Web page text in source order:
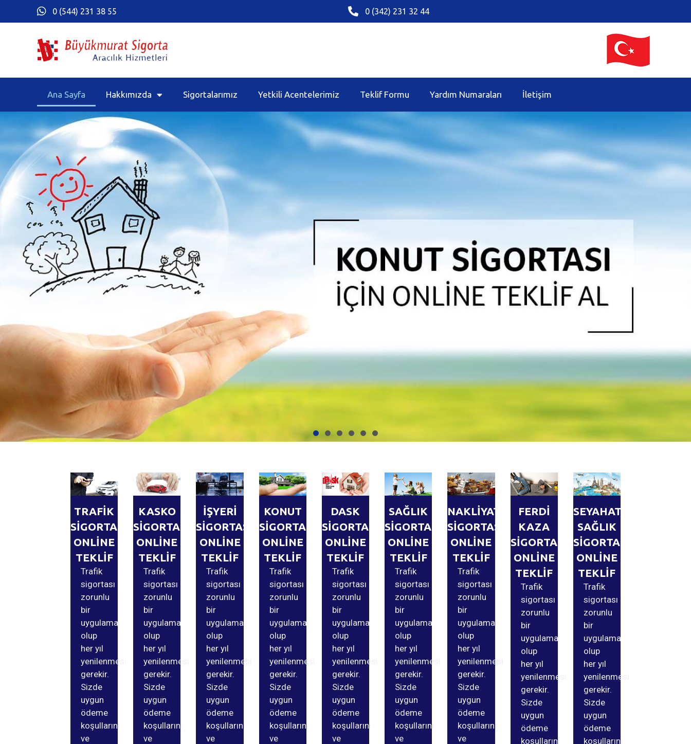
0 (544) 231 38 55 0 (342) 231 32 44
Ana Sayfa Hakkımızda Sigortalarımız Yetkili Acentelerimiz Teklif Formu Yardım Numaraları İletişim
TRAFİK
SİGORTASI
ONLİNE
TEKLİF
Trafik
sigortası
zorunlu
bir
uygulama
olup
her yıl
yenilenmesi
gerekir.
Sizde
uygun
ödeme
koşullarını
ve
KASKO
SİGORTASI
ONLİNE
TEKLİF
Trafik
sigortası
zorunlu
bir
uygulama
olup
her yıl
yenilenmesi
gerekir.
Sizde
uygun
ödeme
koşullarını
ve
İŞYERİ
SİGORTASI
ONLİNE
TEKLİF
Trafik
sigortası
zorunlu
bir
uygulama
olup
her yıl
yenilenmesi
gerekir.
Sizde
uygun
ödeme
koşullarını
ve
KONUT
SİGORTASI
ONLİNE
TEKLİF
Trafik
sigortası
zorunlu
bir
uygulama
olup
her yıl
yenilenmesi
gerekir.
Sizde
uygun
ödeme
koşullarını
ve
DASK
SİGORTASI
ONLİNE
TEKLİF
Trafik
sigortası
zorunlu
bir
uygulama
olup
her yıl
yenilenmesi
gerekir.
Sizde
uygun
ödeme
koşullarını
ve
SAĞLIK
SİGORTASI
ONLİNE
TEKLİF
Trafik
sigortası
zorunlu
bir
uygulama
olup
her yıl
yenilenmesi
gerekir.
Sizde
uygun
ödeme
koşullarını
ve
NAKLİYAT
SİGORTASI
ONLİNE
TEKLİF
Trafik
sigortası
zorunlu
bir
uygulama
olup
her yıl
yenilenmesi
gerekir.
Sizde
uygun
ödeme
koşullarını
ve
FERDİ
KAZA
SİGORTASI
ONLİNE
TEKLİF
Trafik
sigortası
zorunlu
bir
uygulama
olup
her yıl
yenilenmesi
gerekir.
Sizde
uygun
ödeme
koşullarını
SEYAHAT
SAĞLIK
SİGORTASI
ONLİNE
TEKLİF
Trafik
sigortası
zorunlu
bir
uygulama
olup
her yıl
yenilenmesi
gerekir.
Sizde
uygun
ödeme
koşullarını